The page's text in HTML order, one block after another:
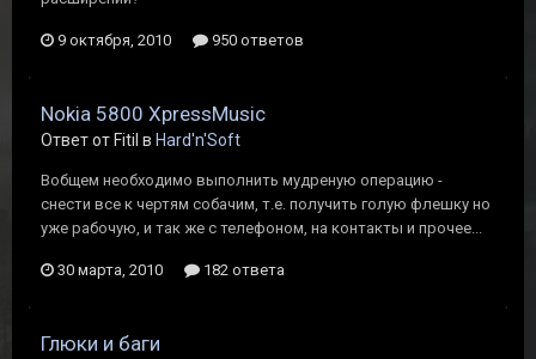
9 октября, 2010 950 ответов
Nokia 5800 XpressMusic
Ответ от Fitil в Hard'n'Soft
Вобщем необходимо выполнить мудреную операцию -
снести все к чертям собачим, т.е. получить голую флешку но
уже рабочую, и так же с телефоном, на контакты и прочее...
30 марта, 2010 182 ответа
Глюки и баги